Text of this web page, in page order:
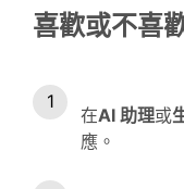
喜歡或不喜
在AI 助理或
應。